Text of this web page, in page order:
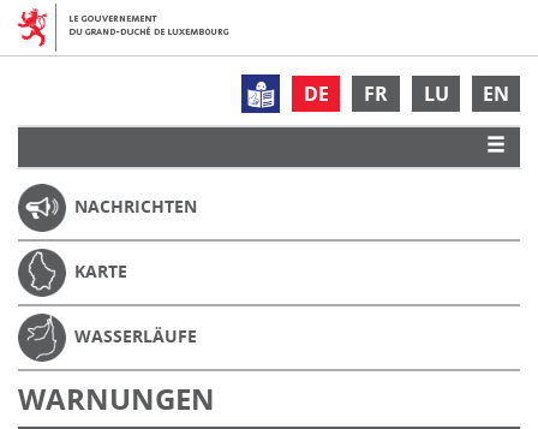
DE FR LU EN
NACHRICHTEN
KARTE
WASSERLÄUFE
WARNUNGEN